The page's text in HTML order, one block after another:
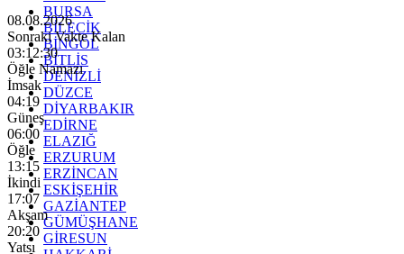
BURSA
BİLECİK
BİNGÖL
BİTLİS
DENİZLİ
DÜZCE
DİYARBAKIR
EDİRNE
ELAZIĞ
ERZURUM
ERZİNCAN
ESKİŞEHİR
GAZİANTEP
GÜMÜŞHANE
GİRESUN
08.08.2026
Sonraki Vakte Kalan
03:12:28
Öğle Namazı
İmsak
04:19
Güneş
06:00
Öğle
13:15
İkindi
17:07
Akşam
20:20
Yatsı